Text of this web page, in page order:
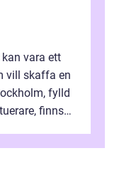
vara ett
vill skaffa en
fylld
finns